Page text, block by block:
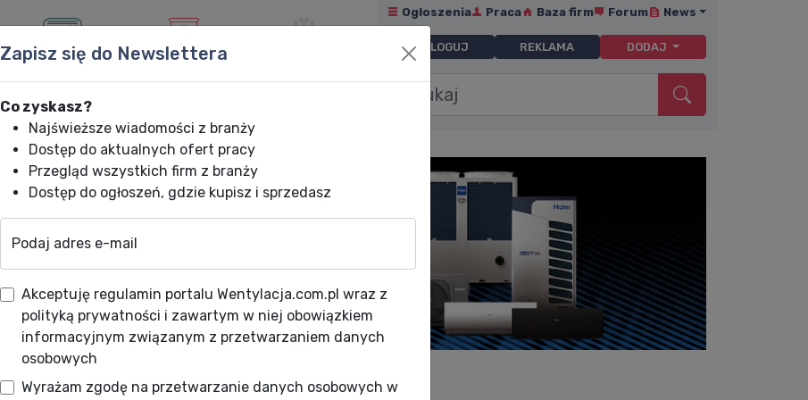
KLIMATYZACJA OGRZEWANIE
Ogłoszenia Praca Baza firm Forum News
ZALOGUJ REKLAMA DODAJ
Zapisz się do Newslettera
Co zyskasz?
Najświeższe wiadomości z branży
Dostęp do aktualnych ofert pracy
Przegląd wszystkich firm z branży
Dostęp do ogłoszeń, gdzie kupisz i sprzedasz
Podaj adres e-mail
Akceptuję regulamin portalu Wentylacja.com.pl wraz z
polityką prywatności i zawartym w niej obowiązkiem
informacyjnym związanym z przetwarzaniem danych
osobowych
Wyrażam zgodę na przetwarzanie danych osobowych w